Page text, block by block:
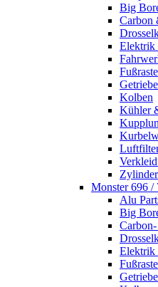
Big
Carbon
Elektrik
Getriebe
Kolben
Kühler
Monster 696 /
Alu
Big
Elektrik
Getriebe